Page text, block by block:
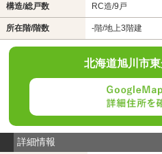
構造/総戸数 RC造/9戸
所在階/階数 -階/地上3階建
北海道旭川市
詳細情報